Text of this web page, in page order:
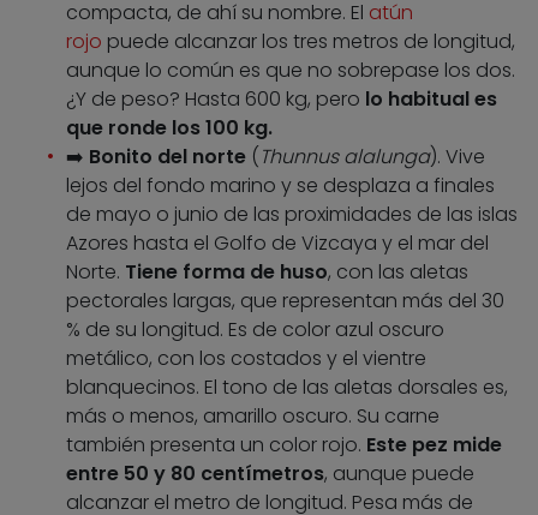
compacta, de ahí su nombre. El atún
rojo puede alcanzar los tres metros de longitud,
aunque lo común es que no sobrepase los dos.
¿Y de peso? Hasta 600 kg, pero lo habitual es
que ronde los 100 kg.
➡️ Bonito del norte (Thunnus alalunga). Vive
lejos del fondo marino y se desplaza a finales
de mayo o junio de las proximidades de las islas
Azores hasta el Golfo de Vizcaya y el mar del
Norte. Tiene forma de huso, con las aletas
pectorales largas, que representan más del 30
% de su longitud. Es de color azul oscuro
metálico, con los costados y el vientre
blanquecinos. El tono de las aletas dorsales es,
más o menos, amarillo oscuro. Su carne
también presenta un color rojo. Este pez mide
entre 50 y 80 centímetros, aunque puede
alcanzar el metro de longitud. Pesa más de